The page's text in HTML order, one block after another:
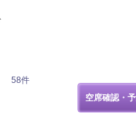
58件
空席確認・